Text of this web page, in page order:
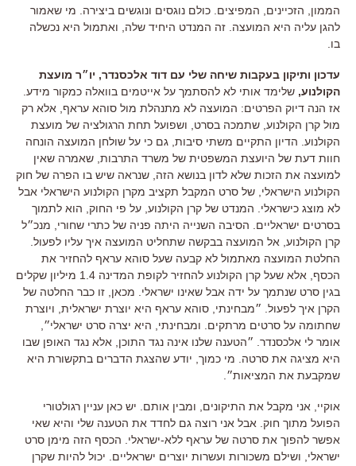
הממון, הזכיינים, המפיצים. כולם נוגסים ונוגשים ביצירה. מי שאמור
להגן עליה היא המועצה. זה המנדט היחיד שלה, ואתמול היא נכשלה
בו.
עדכון ותיקון בעקבות שיחה שלי עם דוד אלכסנדר, יו״ר מועצת
הקולנוע, שלימד אותי לא להסתמך על אייטמים בוואלה כמקור מידע.
אז הנה דיוק הפרטים: המועצה לא מתנהלת מול סוהא עראף, אלא רק
מול קרן הקולנוע, שתמכה בסרט, ושפועל תחת הרגולציה של מועצת
הקולנוע. הדיון התקיים משתי סיבות, גם כי על שולחן המועצה הונחה
חוות דעת של היועצת המשפטית של משרד התרבות, שאמרה שאין
למועצה את הזכות שלא לדון בנושא הזה, שנראה שיש בו הפרה של חוק
הקולנוע הישראלי, של סרט המקבל תקציב מקרן הקולנוע הישראלי אבל
לא מוצג כישראלי. המנדט של קרן הקולנוע, על פי החוק, הוא לתמוך
בסרטים ישראליים. הסיבה השנייה היתה פניה של כתרי שחורי, מנכ״ל
קרן הקולנוע, אל המועצה בבקשה שתחליט המועצה איך עליו לפעול.
החלטת המועצה מאתמול לא קבעה שעל סוהא עראף להחזיר את
הכסף, אלא שעל קרן הקולנוע להחזיר לקופת המדינה 1.4 מיליון שקלים
בגין סרט שנתמך על ידה אבל שאינו ישראלי. מכאן, זו כבר החלטה של
הקרן איך לפעול. ״מבחינתי, סוהא עראף היא יוצרת ישראלית, ויוצרת
שחתומה על סרטים מרתקים. ומבחינתי, היא יצרה סרט ישראלי״,
אומר לי אלכסנדר. ״הטענה שלנו אינה נגד התוכן, אלא נגד האופן שבו
היא מציגה את סרטה. מי כמוך, יודע שהצגת הדברים בתקשורת היא
שמקבעת את המציאות״.
אוקיי, אני מקבל את התיקונים, ומבין אותם. יש כאן עניין רגולטורי
הפועל מתוך חוק. אבל אני רוצה גם לחדד את הטענה שלי והיא שאי
אפשר להפוך את סרטה של עראף ללא-ישראלי. הכסף הזה מימן סרט
ישראלי, ושילם משכורות ועשרות יוצרים ישראליים. יכול להיות שקרן